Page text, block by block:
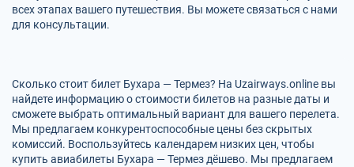
всех этапах вашего путешествия. Вы можете связаться с нами
для консультации.
Сколько стоит билет Бухара — Термез? На Uzairways.online вы
найдете информацию о стоимости билетов на разные даты и
сможете выбрать оптимальный вариант для вашего перелета.
Мы предлагаем конкурентоспособные цены без скрытых
комиссий. Воспользуйтесь календарем низких цен, чтобы
купить авиабилеты Бухара — Термез дёшево. Мы предлагаем